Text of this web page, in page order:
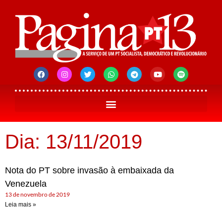
Dia: 13/11/2019
Nota do PT sobre invasão à embaixada da
Venezuela
13 de novembro de 2019
Leia mais »